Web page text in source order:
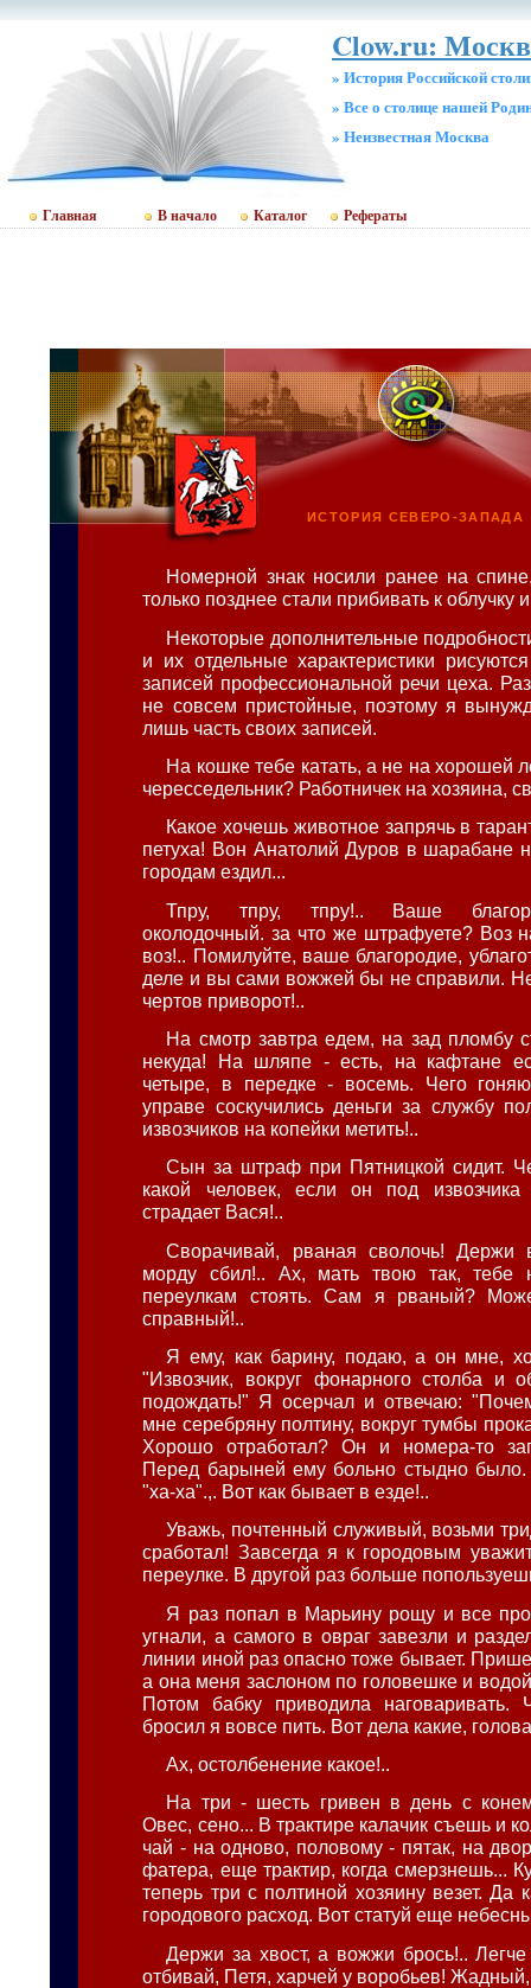
Clow.ru:
» История Российской
» Все о столице нашей
» Неизвестная Москва
Главная В начало Каталог Рефераты
ИСТОРИЯ СЕВЕРО-ЗАПАДА
Номерной знак носили ранее на
только позднее стали прибивать к облучку
Некоторые дополнительные
и их отдельные характеристики
записей профессиональной речи цеха.
не совсем пристойные, поэтому я
лишь часть своих записей.
На кошке тебе катать, а не на хорошей
чересседельник? Работничек на хозяина,
Какое хочешь животное запрячь в
петуха! Вон Анатолий Дуров в шарабане
городам ездил...
Тпру, тпру, тпру!.. Ваше
околодочный. за что же штрафуете? Воз
воз!.. Помилуйте, ваше благородие,
деле и вы сами вожжей бы не справили.
чертов приворот!..
На смотр завтра едем, на зад пломбу
некуда! На шляпе - есть, на кафтане
четыре, в передке - восемь. Чего
управе соскучились деньги за службу
извозчиков на копейки метить!..
Сын за штраф при Пятницкой сидит.
какой человек, если он под
страдает Вася!..
Сворачивай, рваная сволочь! Держи
морду сбил!.. Ах, мать твою так, тебе
переулкам стоять. Сам я рваный?
справный!..
Я ему, как барину, подаю, а он мне,
"Извозчик, вокруг фонарного столба и
подождать!" Я осерчал и отвечаю:
мне серебряну полтину, вокруг тумбы
Хорошо отработал? Он и номера-то
Перед барыней ему больно стыдно
"ха-ха".,. Вот как бывает в езде!..
Уважь, почтенный служивый, возьми
сработал! Завсегда я к городовым
переулке. В другой раз больше
Я раз попал в Марьину рощу и все
угнали, а самого в овраг завезли и
линии иной раз опасно тоже бывает.
а она меня заслоном по головешке и
Потом бабку приводила
бросил я вовсе пить. Вот дела какие,
Ах, остолбенение какое!..
На три - шесть гривен в день с
Овес, сено... В трактире калачик съешь и
чай - на одново, половому - пятак, на
фатера, еще трактир, когда смерзнешь...
теперь три с полтиной хозяину везет. Да
городового расход. Вот статуй еще
Держи за хвост, а вожжи брось!..
отбивай, Петя, харчей у воробьев!